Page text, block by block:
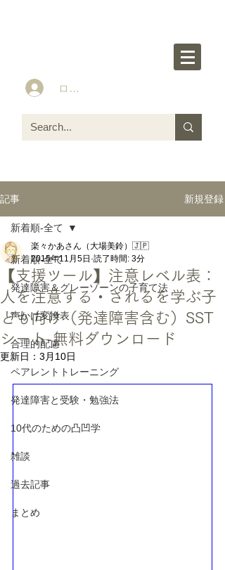
ログイン
記事 新規登録
新着順-全て
発達障害＆グレーゾーンの子育て法
声かけ変換表
合理的配慮
ペアレントトレーニング
発達障害と受験・勉強法
10代のための凸凹学
雑談
過去記事
まとめ
新着順-全て
【支援ツール】注意レベル表：
人を注意する・されるを学ぶ子
ども向け（発達障害含む）SST
シート-無料ダウンロード
楽々かあさん（大場美鈴）🇯🇵
2015年11月5日 読了時間: 3分
更新日： 3月10日